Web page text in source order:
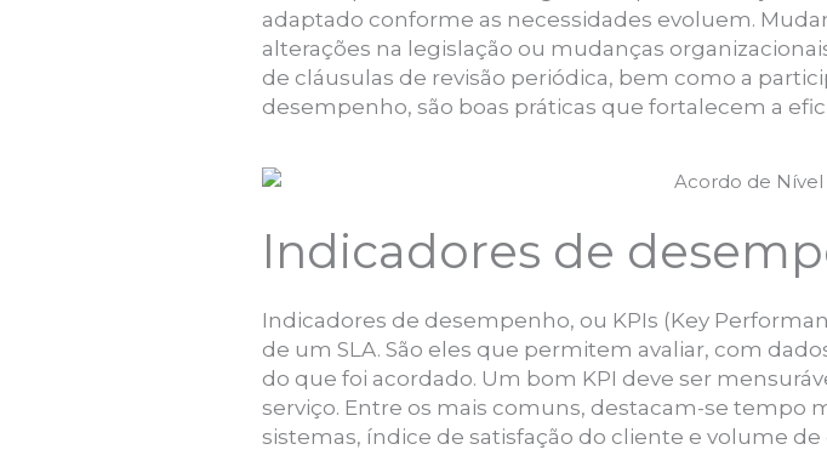
adaptado conforme as necessidades evoluem.
alterações na legislação ou mudanças
de cláusulas de revisão periódica, bem como a
desempenho, são boas práticas que fortalecem a
Indicadores de
Indicadores de desempenho, ou KPIs (Key
de um SLA. São eles que permitem avaliar, com
do que foi acordado. Um bom KPI deve ser
serviço. Entre os mais comuns, destacam-se
sistemas, índice de satisfação do cliente e volume